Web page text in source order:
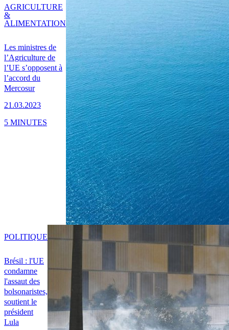
Les ministres de
l’Agriculture de
l’UE s’opposent à
l’accord du
Mercosur
21.03.2023
AGRICULTURE
&
ALIMENTATION
5 MINUTES
Brésil : l'UE
condamne
l'assaut des
bolsonaristes,
soutient le
président
Lula
POLITIQUE